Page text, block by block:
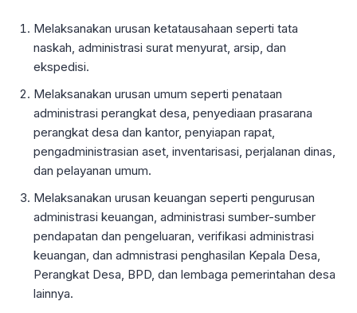
Melaksanakan urusan ketatausahaan seperti tata
naskah, administrasi surat menyurat, arsip, dan
ekspedisi.
Melaksanakan urusan umum seperti penataan
administrasi perangkat desa, penyediaan prasarana
perangkat desa dan kantor, penyiapan rapat,
pengadministrasian aset, inventarisasi, perjalanan dinas,
dan pelayanan umum.
Melaksanakan urusan keuangan seperti pengurusan
administrasi keuangan, administrasi sumber-sumber
pendapatan dan pengeluaran, verifikasi administrasi
keuangan, dan admnistrasi penghasilan Kepala Desa,
Perangkat Desa, BPD, dan lembaga pemerintahan desa
lainnya.